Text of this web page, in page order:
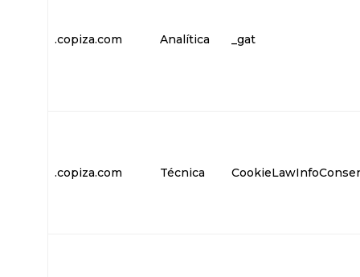
.copiza.com Analítica _gat
.copiza.com Técnica